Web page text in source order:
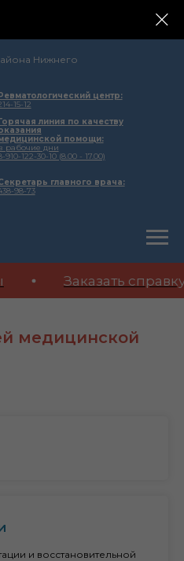
Ревматологический центр:
15-12
Горячая линия по качеству
помощи:
рабочие дни
910-122-30-10 (8.00 - 17.00)
главного врача:
98-73
Нижнего
Заказать
медицинской
и восстановительной